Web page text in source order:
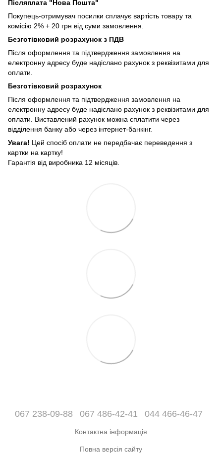
Післяплата "Нова Пошта"
Покупець-отримувач посилки сплачує вартість товару та
комісію 2% + 20 грн від суми замовлення.
Безготівковий розрахунок з ПДВ
Після оформлення та підтвердження замовлення на
електронну адресу буде надіслано рахунок з реквізитами для
оплати.
Безготівковий розрахунок
Після оформлення та підтвердження замовлення на
електронну адресу буде надіслано рахунок з реквізитами для
оплати. Виставлений рахунок можна сплатити через
відділення банку або через інтернет-банкінг.
Увага! Цей спосіб оплати не передбачає переведення з
картки на картку!
Гарантія від виробника 12 місяців.
067 238-09-88 067 486-42-41 044 466-46-47
Контактна інформація
Повна версія сайту